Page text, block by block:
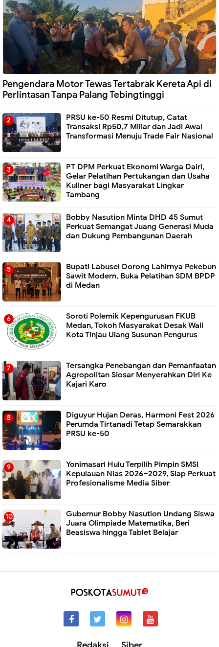
Pengendara Motor Tewas Tertabrak Kereta Api di
Perlintasan Tanpa Palang Tebingtinggi
PRSU ke-50 Resmi Ditutup, Catat
Transaksi Rp50,7 Miliar dan Jadi Awal
Transformasi Menuju Trade Fair Nasional
PT DPM Perkuat Ekonomi Warga Dairi,
Gelar Pelatihan Pertukangan dan Usaha
Kuliner bagi Masyarakat Lingkar
Tambang
Bobby Nasution Minta DHD 45 Sumut
Perkuat Semangat Juang Generasi Muda
dan Dukung Pembangunan Daerah
Bupati Labusel Dorong Lahirnya Pekebun
Sawit Modern, Buka Pelatihan SDM BPDP
di Medan
Soroti Polemik Kepengurusan FKUB
Medan, Tokoh Masyarakat Desak Wali
Kota Tinjau Ulang Susunan Pengurus
Tersangka Penebangan dan Pemanfaatan
Agropolitan Siosar Menyerahkan Diri Ke
Kajari Karo
Diguyur Hujan Deras, Harmoni Fest 2026
Perumda Tirtanadi Tetap Semarakkan
PRSU ke-50
Yonimasari Hulu Terpilih Pimpin SMSI
Kepulauan Nias 2026–2029, Siap Perkuat
Profesionalisme Media Siber
Gubernur Bobby Nasution Undang Siswa
Juara Olimpiade Matematika, Beri
Beasiswa hingga Tablet Belajar